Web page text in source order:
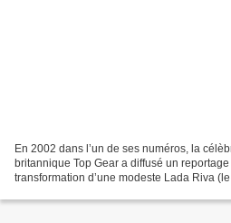
En 2002 dans l’un de ses numéros, la
britannique Top Gear a diffusé un
transformation d’une modeste Lada Riva